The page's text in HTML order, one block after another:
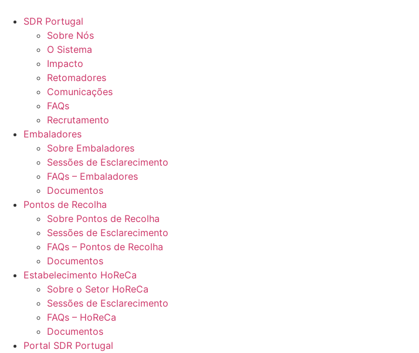
para
conteúdo
SDR Portugal
Sobre Nós
O Sistema
Impacto
Retomadores
Comunicações
FAQs
Recrutamento
Embaladores
Sobre Embaladores
Sessões de Esclarecimento
FAQs – Embaladores
Documentos
Pontos de Recolha
Sobre Pontos de Recolha
Sessões de Esclarecimento
FAQs – Pontos de Recolha
Documentos
Estabelecimento HoReCa
Sobre o Setor HoReCa
Sessões de Esclarecimento
FAQs – HoReCa
Documentos
Portal SDR Portugal